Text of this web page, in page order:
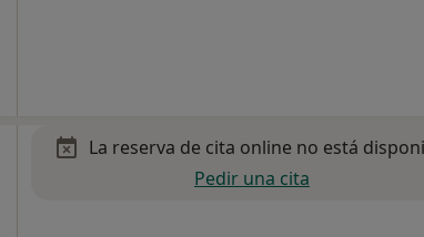
La reserva de cita online no está
Pedir una cita